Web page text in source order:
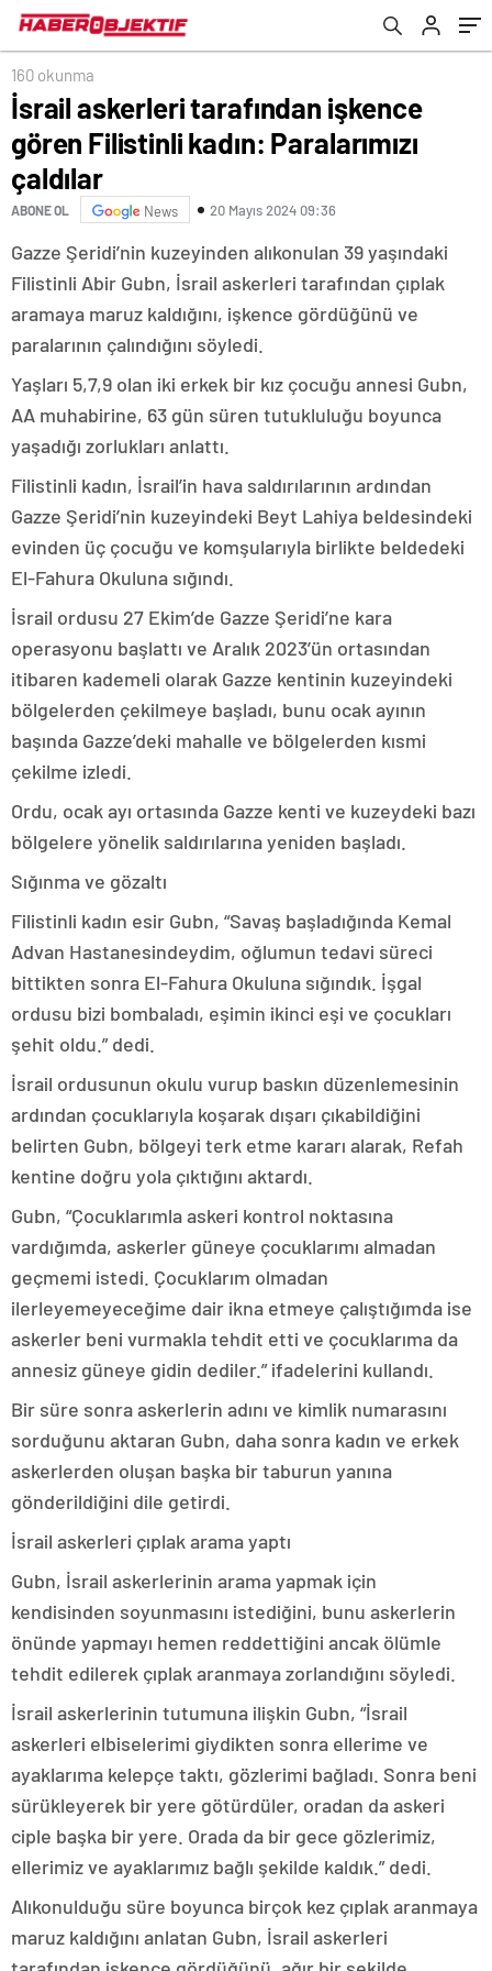
160 okunma
İsrail askerleri tarafından işkence
gören Filistinli kadın: Paralarımızı
çaldılar
ABONE OL News 20 Mayıs 2024 09:36
Gazze Şeridi’nin kuzeyinden alıkonulan 39 yaşındaki
Filistinli Abir Gubn, İsrail askerleri tarafından çıplak
aramaya maruz kaldığını, işkence gördüğünü ve
paralarının çalındığını söyledi.
Yaşları 5,7,9 olan iki erkek bir kız çocuğu annesi Gubn,
AA muhabirine, 63 gün süren tutukluluğu boyunca
yaşadığı zorlukları anlattı.
Filistinli kadın, İsrail’in hava saldırılarının ardından
Gazze Şeridi’nin kuzeyindeki Beyt Lahiya beldesindeki
evinden üç çocuğu ve komşularıyla birlikte beldedeki
El-Fahura Okuluna sığındı.
İsrail ordusu 27 Ekim’de Gazze Şeridi’ne kara
operasyonu başlattı ve Aralık 2023’ün ortasından
itibaren kademeli olarak Gazze kentinin kuzeyindeki
bölgelerden çekilmeye başladı, bunu ocak ayının
başında Gazze’deki mahalle ve bölgelerden kısmi
çekilme izledi.
Ordu, ocak ayı ortasında Gazze kenti ve kuzeydeki bazı
bölgelere yönelik saldırılarına yeniden başladı.
Sığınma ve gözaltı
Filistinli kadın esir Gubn, “Savaş başladığında Kemal
Advan Hastanesindeydim, oğlumun tedavi süreci
bittikten sonra El-Fahura Okuluna sığındık. İşgal
ordusu bizi bombaladı, eşimin ikinci eşi ve çocukları
şehit oldu.” dedi.
İsrail ordusunun okulu vurup baskın düzenlemesinin
ardından çocuklarıyla koşarak dışarı çıkabildiğini
belirten Gubn, bölgeyi terk etme kararı alarak, Refah
kentine doğru yola çıktığını aktardı.
Gubn, “Çocuklarımla askeri kontrol noktasına
vardığımda, askerler güneye çocuklarımı almadan
geçmemi istedi. Çocuklarım olmadan
ilerleyemeyeceğime dair ikna etmeye çalıştığımda ise
askerler beni vurmakla tehdit etti ve çocuklarıma da
annesiz güneye gidin dediler.” ifadelerini kullandı.
Bir süre sonra askerlerin adını ve kimlik numarasını
sorduğunu aktaran Gubn, daha sonra kadın ve erkek
askerlerden oluşan başka bir taburun yanına
gönderildiğini dile getirdi.
İsrail askerleri çıplak arama yaptı
Gubn, İsrail askerlerinin arama yapmak için
kendisinden soyunmasını istediğini, bunu askerlerin
önünde yapmayı hemen reddettiğini ancak ölümle
tehdit edilerek çıplak aranmaya zorlandığını söyledi.
İsrail askerlerinin tutumuna ilişkin Gubn, “İsrail
askerleri elbiselerimi giydikten sonra ellerime ve
ayaklarıma kelepçe taktı, gözlerimi bağladı. Sonra beni
sürükleyerek bir yere götürdüler, oradan da askeri
ciple başka bir yere. Orada da bir gece gözlerimiz,
ellerimiz ve ayaklarımız bağlı şekilde kaldık.” dedi.
Alıkonulduğu süre boyunca birçok kez çıplak aranmaya
maruz kaldığını anlatan Gubn, İsrail askerleri